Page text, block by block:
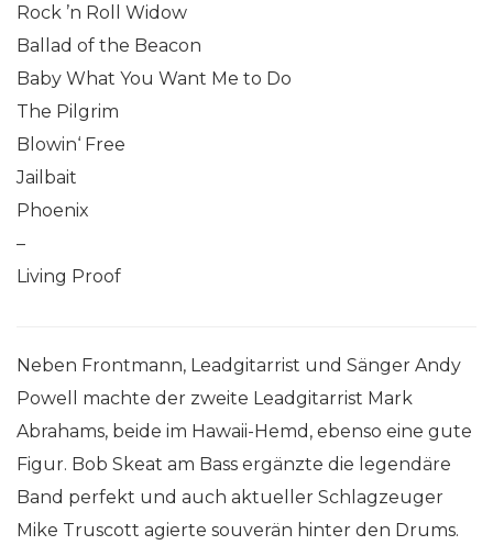
Rock ’n Roll Widow
Ballad of the Beacon
Baby What You Want Me to Do
The Pilgrim
Blowin‘ Free
Jailbait
Phoenix
–
Living Proof
Neben Frontmann, Leadgitarrist und Sänger Andy
Powell machte der zweite Leadgitarrist Mark
Abrahams, beide im Hawaii-Hemd, ebenso eine gute
Figur. Bob Skeat am Bass ergänzte die legendäre
Band perfekt und auch aktueller Schlagzeuger
Mike Truscott agierte souverän hinter den Drums.